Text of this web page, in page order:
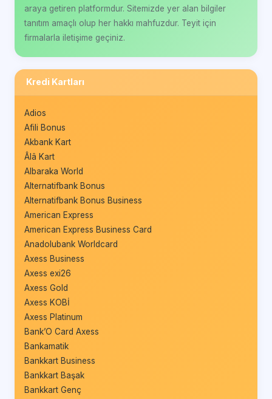
araya getiren platformdur. Sitemizde yer alan bilgiler
tanıtım amaçlı olup her hakkı mahfuzdur. Teyit için
firmalarla iletişime geçiniz.
Kredi Kartları
Adios
Afili Bonus
Akbank Kart
Âlâ Kart
Albaraka World
Alternatifbank Bonus
Alternatifbank Bonus Business
American Express
American Express Business Card
Anadolubank Worldcard
Axess Business
Axess exi26
Axess Gold
Axess KOBİ
Axess Platinum
Bank’O Card Axess
Bankamatik
Bankkart Business
Bankkart Başak
Bankkart Genç